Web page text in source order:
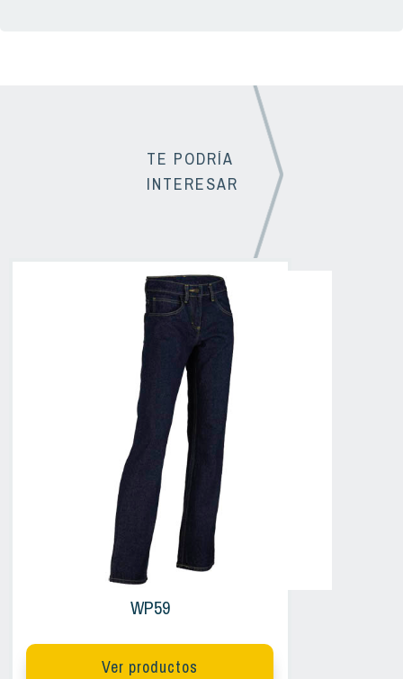
TE PODRÍA
INTERESAR
WP59
Ver productos